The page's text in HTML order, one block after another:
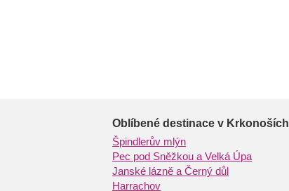
Oblíbené destinace v Krkonoších
Špindlerův mlýn
Pec pod Sněžkou a Velká Úpa
Janské lázně a Černý důl
Harrachov